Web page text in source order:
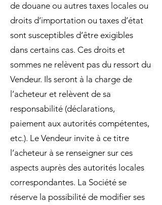
de douane ou autres taxes locales ou
droits d’importation ou taxes d’état
sont susceptibles d’être exigibles
dans certains cas. Ces droits et
sommes ne relèvent pas du ressort du
Vendeur. Ils seront à la charge de
l’acheteur et relèvent de sa
responsabilité (déclarations,
paiement aux autorités compétentes,
etc.). Le Vendeur invite à ce titre
l’acheteur à se renseigner sur ces
aspects auprès des autorités locales
correspondantes. La Société se
réserve la possibilité de modifier ses